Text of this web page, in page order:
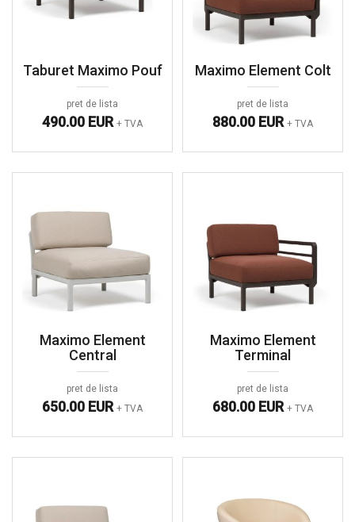
Taburet Maximo Pouf
pret de lista
490.00 EUR + TVA
Maximo Element Colt
pret de lista
880.00 EUR + TVA
Maximo Element
Central
pret de lista
650.00 EUR + TVA
Maximo Element
Terminal
pret de lista
680.00 EUR + TVA